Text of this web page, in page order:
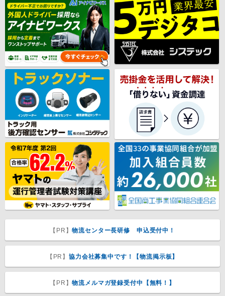
【PR】物流センター長研修 申込受付中！
【PR】協力会社募集中です！【物流掲示板】
【PR】物流メルマガ登録受付中【無料！】